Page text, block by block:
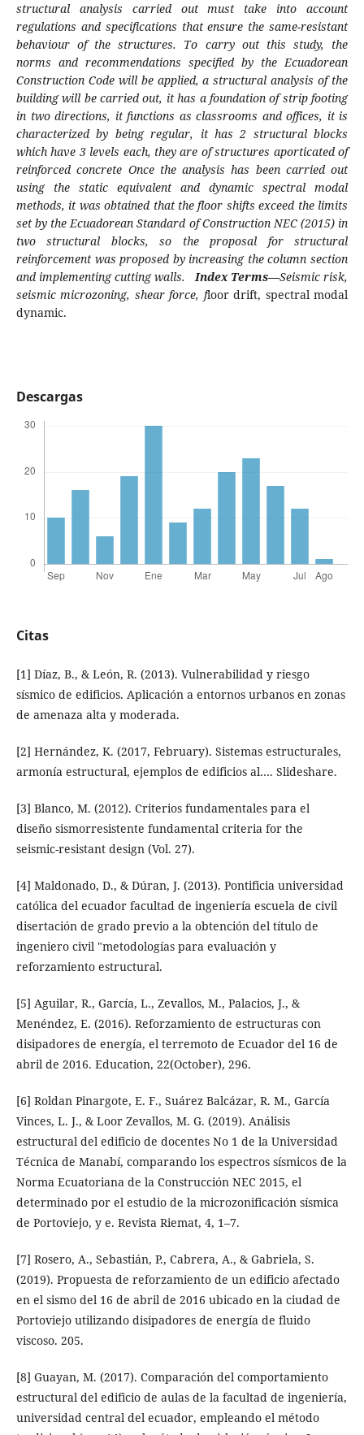
structural analysis carried out must take into account
regulations and specifications that ensure the same-resistant
behaviour of the structures. To carry out this study, the
norms and recommendations specified by the Ecuadorean
Construction Code will be applied, a structural analysis of the
building will be carried out, it has a foundation of strip footing
in two directions, it functions as classrooms and offices, it is
characterized by being regular, it has 2 structural blocks
which have 3 levels each, they are of structures aporticated of
reinforced concrete Once the analysis has been carried out
using the static equivalent and dynamic spectral modal
methods, it was obtained that the floor shifts exceed the limits
set by the Ecuadorean Standard of Construction NEC (2015) in
two structural blocks, so the proposal for structural
reinforcement was proposed by increasing the column section
and implementing cutting walls.
Index Terms—Seismic risk,
seismic microzoning, shear force, floor drift, spectral modal
dynamic.
Descargas
Citas
[1] Díaz, B., & León, R. (2013). Vulnerabilidad y riesgo
sísmico de edificios. Aplicación a entornos urbanos en zonas
de amenaza alta y moderada.
[2] Hernández, K. (2017, February). Sistemas estructurales,
armonía estructural, ejemplos de edificios al…. Slideshare.
[3] Blanco, M. (2012). Criterios fundamentales para el
diseño sismorresistente fundamental criteria for the
seismic-resistant design (Vol. 27).
[4] Maldonado, D., & Dúran, J. (2013). Pontificia universidad
católica del ecuador facultad de ingeniería escuela de civil
disertación de grado previo a la obtención del título de
ingeniero civil "metodologías para evaluación y
reforzamiento estructural.
[5] Aguilar, R., García, L., Zevallos, M., Palacios, J., &
Menéndez, E. (2016). Reforzamiento de estructuras con
disipadores de energía, el terremoto de Ecuador del 16 de
abril de 2016. Education, 22(October), 296.
[6] Roldan Pinargote, E. F., Suárez Balcázar, R. M., García
Vinces, L. J., & Loor Zevallos, M. G. (2019). Análisis
estructural del edificio de docentes No 1 de la Universidad
Técnica de Manabí, comparando los espectros sísmicos de la
Norma Ecuatoriana de la Construcción NEC 2015, el
determinado por el estudio de la microzonificación sísmica
de Portoviejo, y e. Revista Riemat, 4, 1–7.
[7] Rosero, A., Sebastián, P., Cabrera, A., & Gabriela, S.
(2019). Propuesta de reforzamiento de un edificio afectado
en el sismo del 16 de abril de 2016 ubicado en la ciudad de
Portoviejo utilizando disipadores de energía de fluido
viscoso. 205.
[8] Guayan, M. (2017). Comparación del comportamiento
estructural del edificio de aulas de la facultad de ingeniería,
universidad central del ecuador, empleando el método